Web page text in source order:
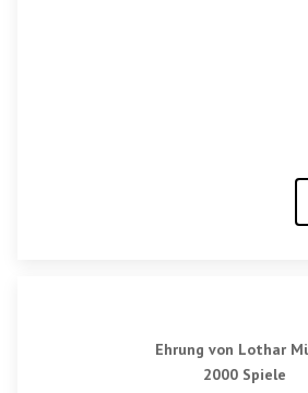
Ehrung von Lothar
2000 Spiele